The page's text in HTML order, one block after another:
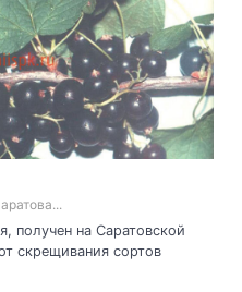
получен на Саратовской
скрещивания сортов